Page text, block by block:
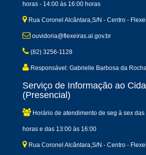
horas - 14:00 às 16:00 horas
Rua Coronel Alcântara,S/N - Centro -
ouvidoria@flexeiras.al.gov.br
(82) 3256-1128
Responsável: Gabrielle Barbosa da
Serviço de Informação ao
(Presencial)
Horário de atendimento de seg à sex das
horas e das 13:00 às 16:00
Rua Coronel Alcântara,S/N - Centro -